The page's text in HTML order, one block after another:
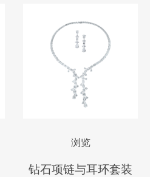
浏览
钻石项链与耳环套装